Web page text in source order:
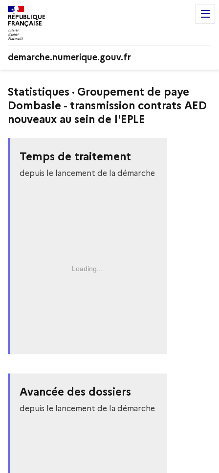
RÉPUBLIQUE
FRANÇAISE
demarche.numerique.gouv.fr
Statistiques · Groupement de paye
Dombasle - transmission contrats AED
nouveaux au sein de l'EPLE
Temps de traitement
depuis le lancement de la démarche
Loading...
Avancée des dossiers
depuis le lancement de la démarche